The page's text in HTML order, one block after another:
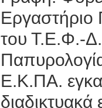
Εργαστήριο
του Τ.Ε.Φ.-
Ε.Κ.ΠΑ.
διαδικτυακά